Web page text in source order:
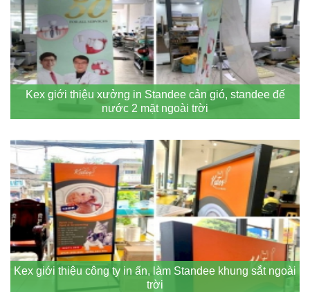
Kex giới thiệu xưởng in Standee cản gió, standee đế
nước 2 mặt ngoài trời
Kex giới thiệu công ty in ấn, làm Standee khung sắt ngoài
trời